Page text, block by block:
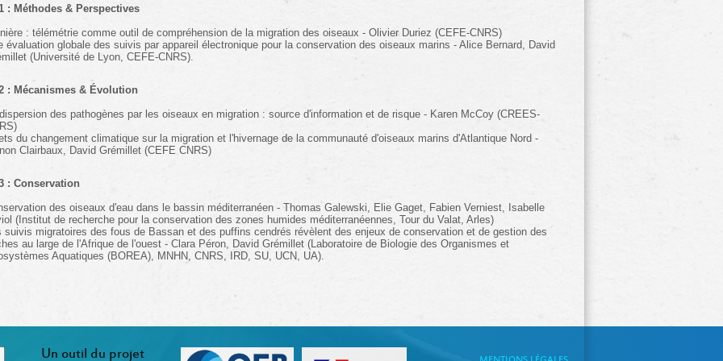
: Méthodes & Perspectives
: télémétrie comme outil de compréhension de la migration des oiseaux - Olivier Duriez (CEFE-CNRS)
évaluation globale des suivis par appareil électronique pour la conservation des oiseaux marins - Alice Bernard, David
(Université de Lyon, CEFE-CNRS).
: Mécanismes & Évolution
des pathogènes par les oiseaux en migration : source d'information et de risque - Karen McCoy (CREES-
du changement climatique sur la migration et l'hivernage de la communauté d'oiseaux marins d'Atlantique Nord -
Clairbaux, David Grémillet (CEFE CNRS)
: Conservation
des oiseaux d'eau dans le bassin méditerranéen - Thomas Galewski, Elie Gaget, Fabien Verniest, Isabelle
(Institut de recherche pour la conservation des zones humides méditerranéennes, Tour du Valat, Arles)
suivis migratoires des fous de Bassan et des puffins cendrés révèlent des enjeux de conservation et de gestion des
au large de l'Afrique de l'ouest - Clara Péron, David Grémillet (Laboratoire de Biologie des Organismes et
Aquatiques (BOREA), MNHN, CNRS, IRD, SU, UCN, UA).
Un outil du projet